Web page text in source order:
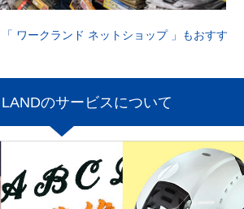
ワークランド ネットショップ 」もおすす
のサービスについて